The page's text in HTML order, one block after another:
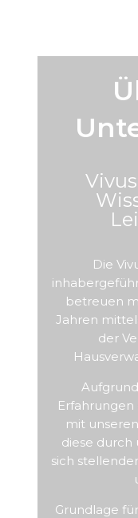
Die
betreuen
Jahren
der
mit
diese durch
sich
Grundlage